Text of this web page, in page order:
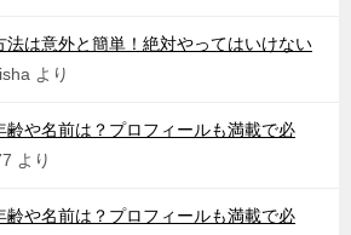
法は意外と簡単！絶対やってはいけない
より
齢や名前は？プロフィールも満載で必
より
齢や名前は？プロフィールも満載で必